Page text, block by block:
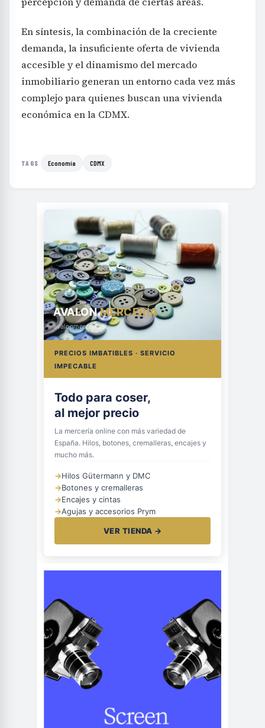
En síntesis, la combinación de la creciente
demanda, la insuficiente oferta de vivienda
accesible y el dinamismo del mercado
inmobiliario generan un entorno cada vez más
complejo para quienes buscan una vivienda
económica en la CDMX.
TAGS Economía CDMX
AVALONMERCERÍA
avalonmerceria.es
PRECIOS IMBATIBLES · SERVICIO
IMPECABLE
Todo para coser,
al mejor precio
La mercería online con más variedad de
España. Hilos, botones, cremalleras, encajes y
mucho más.
→Hilos Gütermann y DMC
→Botones y cremalleras
→Encajes y cintas
→Agujas y accesorios Prym
VER TIENDA →